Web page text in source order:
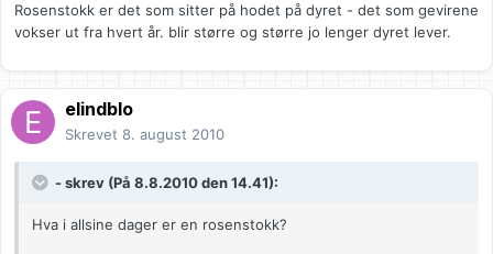
Rosenstokk er det som sitter på hodet på dyret - det som gevirene
vokser ut fra hvert år. blir større og større jo lenger dyret lever.
elindblo
Skrevet 8. august 2010
- skrev (På 8.8.2010 den 14.41):
Hva i allsine dager er en rosenstokk?